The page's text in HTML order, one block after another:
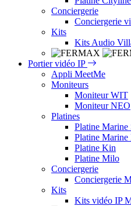
Conciergerie
Conciergerie
Kits
Kits Audio
Portier vidéo IP
Appli MeetMe
Moniteurs
Moniteur WIT
Moniteur NEO
Platines
Platine Marine
Platine Marine
Platine Kin
Platine Milo
Conciergerie
Conciergerie
Kits
Kits vidéo IP